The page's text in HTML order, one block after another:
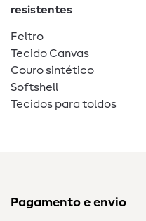
resistentes
Feltro
Tecido Canvas
Couro sintético
Softshell
Tecidos para toldos
Pagamento e envio